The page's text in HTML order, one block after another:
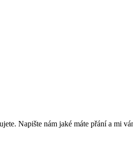
Napište nám jaké máte přání a mi